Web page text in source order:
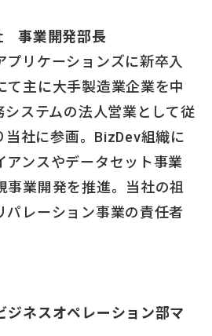
事業開発部長
プリケーションズに新卒入
て主に大手製造業企業を中
システムの法人営業として従
社に参画。BizDev組織に
アンスやデータセット事業
事業開発を推進。当社の祖
パレーション事業の責任者
ネスオペレーション部マ